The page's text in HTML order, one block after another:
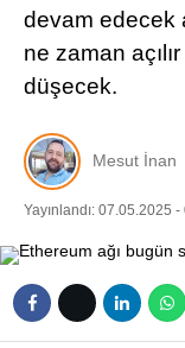
devam edecek
ne zaman
düşecek.
Mesut İnan
Yayınlandı: 07.05.2025